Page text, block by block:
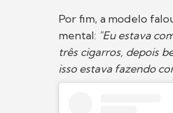
Por fim, a modelo
mental: "Eu estava
três cigarros, depois
isso estava fazendo